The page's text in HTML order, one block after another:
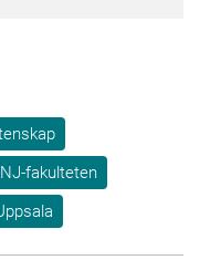
NJ-fakulteten